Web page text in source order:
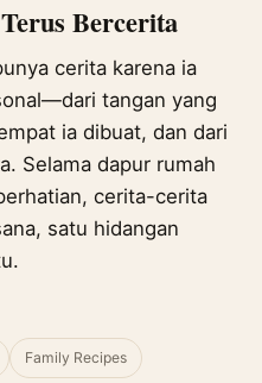
Bercerita
cerita karena ia
tangan yang
ia dibuat, dan dari
Selama dapur rumah
cerita-cerita
satu hidangan
Family Recipes